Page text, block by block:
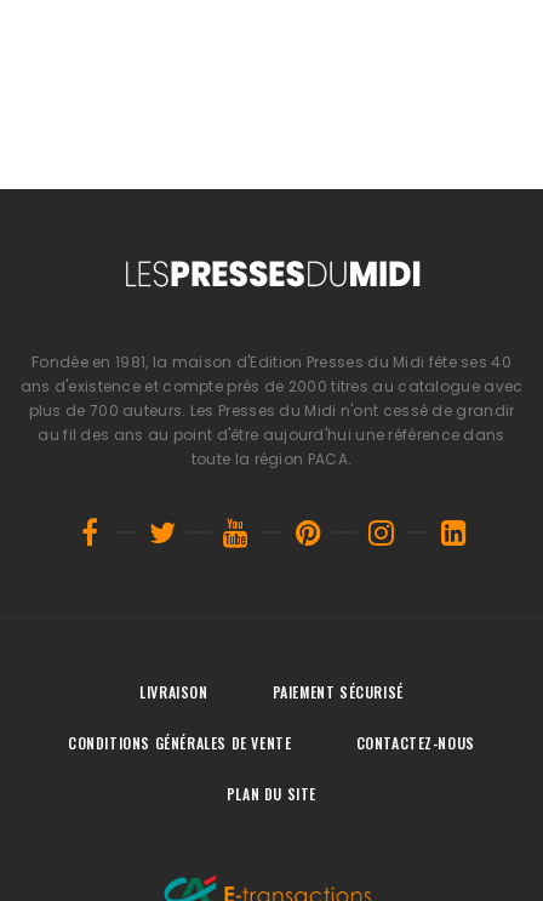
Fondée en 1981, la maison d'Edition Presses du Midi fête ses 40
ans d'existence et compte près de 2000 titres au catalogue avec
plus de 700 auteurs. Les Presses du Midi n'ont cessé de grandir
au fil des ans au point d'être aujourd'hui une référence dans
toute la région PACA.
LIVRAISON PAIEMENT SÉCURISÉ
CONDITIONS GÉNÉRALES DE VENTE CONTACTEZ-NOUS
PLAN DU SITE